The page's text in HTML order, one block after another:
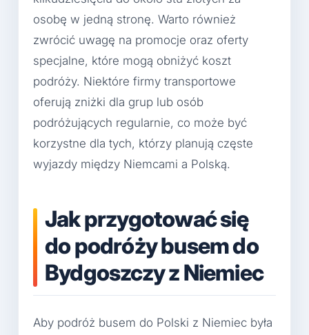
osobę w jedną stronę. Warto również
zwrócić uwagę na promocje oraz oferty
specjalne, które mogą obniżyć koszt
podróży. Niektóre firmy transportowe
oferują zniżki dla grup lub osób
podróżujących regularnie, co może być
korzystne dla tych, którzy planują częste
wyjazdy między Niemcami a Polską.
Jak przygotować się
do podróży busem do
Bydgoszczy z Niemiec
Aby podróż busem do Polski z Niemiec była